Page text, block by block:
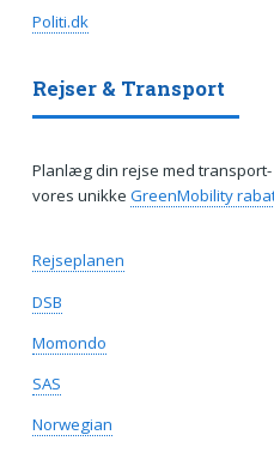
Politi.dk
Rejser & Transport
Planlæg din rejse med
vores unikke GreenMobility
Rejseplanen
DSB
Momondo
SAS
Norwegian